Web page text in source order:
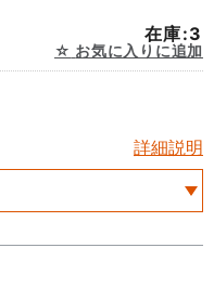
在庫:3
お気に入りに追加
詳細説明